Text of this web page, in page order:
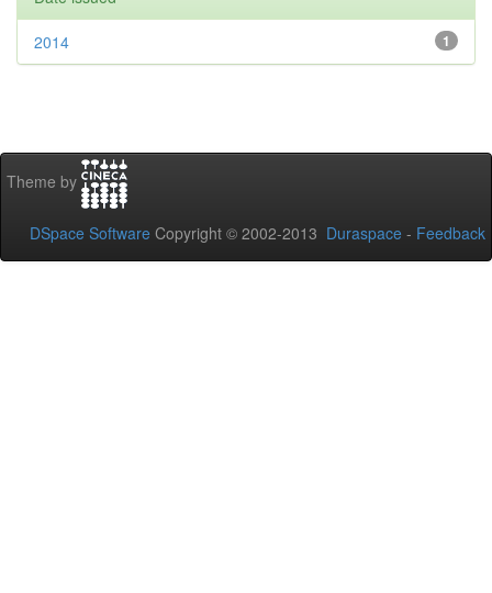
1
2014
Theme by
DSpace Software Copyright © 2002-2013 Duraspace - Feedback